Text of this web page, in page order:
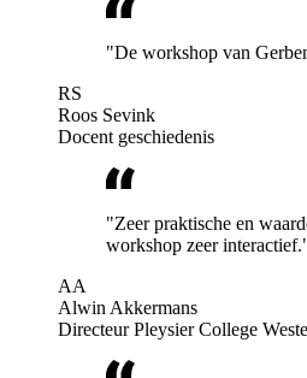
"De workshop van
RS
Roos Sevink
Docent geschiedenis
"Zeer praktische en
workshop zeer
AA
Alwin Akkermans
Directeur Pleysier College